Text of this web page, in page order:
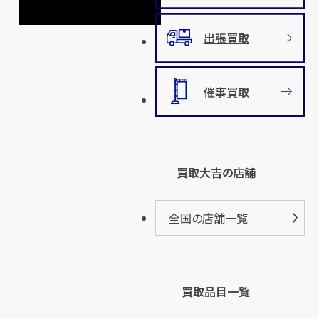
出張買取
催事買取
買取大吉の店舗
全国の店舗一覧
買取品目一覧